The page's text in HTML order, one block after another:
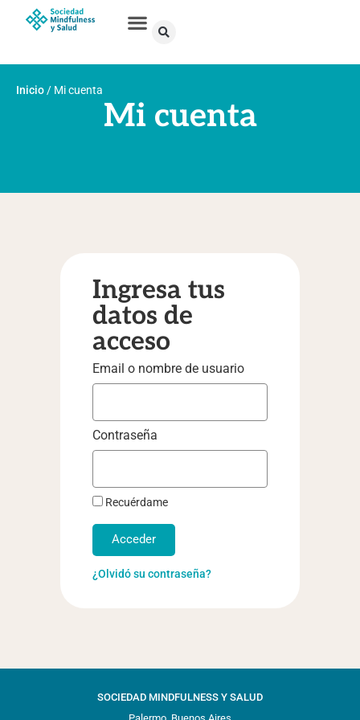
Inicio / Mi cuenta
Mi cuenta
Ingresa tus
datos de
acceso
Email o nombre de usuario
Contraseña
Recuérdame
Acceder
¿Olvidó su contraseña?
SOCIEDAD MINDFULNESS Y SALUD